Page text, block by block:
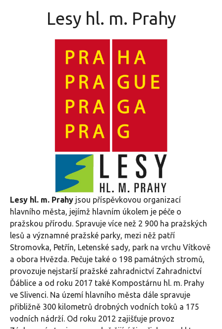
Lesy hl. m. Prahy
Lesy hl. m. Prahy jsou příspěvkovou organizací
hlavního města, jejímž hlavním úkolem je péče o
pražskou přírodu. Spravuje více než 2 900 ha pražských
lesů a významné pražské parky, mezi něž patří
Stromovka, Petřín, Letenské sady, park na vrchu Vítkově
a obora Hvězda. Pečuje také o 198 památných stromů,
provozuje nejstarší pražské zahradnictví Zahradnictví
Ďáblice a od roku 2017 také Kompostárnu hl. m. Prahy
ve Slivenci. Na území hlavního města dále spravuje
přibližně 300 kilometrů drobných vodních toků a 175
vodních nádrží. Od roku 2012 zajišťuje provoz